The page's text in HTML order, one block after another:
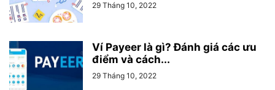
29 Tháng 10, 2022
Ví Payeer là gì? Đánh giá các ưu
điểm và cách...
29 Tháng 10, 2022